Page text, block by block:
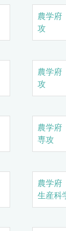
農学
攻
農学
攻
農学
専攻
農学
生産科